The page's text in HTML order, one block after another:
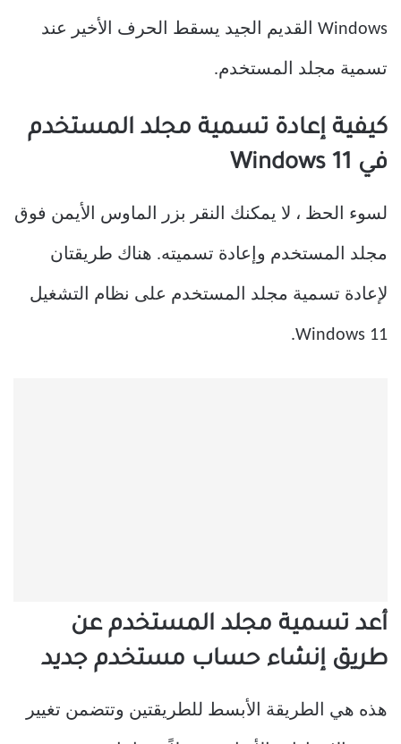
Windows القديم الجيد يسقط الحرف الأخير عند
تسمية مجلد المستخدم.
كيفية إعادة تسمية مجلد المستخدم
في Windows 11
لسوء الحظ ، لا يمكنك النقر بزر الماوس الأيمن فوق
مجلد المستخدم وإعادة تسميته. هناك طريقتان
لإعادة تسمية مجلد المستخدم على نظام التشغيل
Windows 11.
أعد تسمية مجلد المستخدم عن
طريق إنشاء حساب مستخدم جديد
هذه هي الطريقة الأبسط للطريقتين وتتضمن تغيير